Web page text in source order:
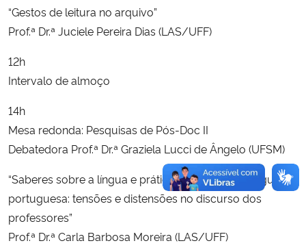
“Gestos de leitura no arquivo”
Prof.ª Dr.ª Juciele Pereira Dias (LAS/UFF)
12h
Intervalo de almoço
14h
Mesa redonda: Pesquisas de Pós-Doc II
Debatedora Prof.ª Dr.ª Graziela Lucci de Ângelo (UFSM)
“Saberes sobre a língua e práticas de ensino da língua
portuguesa: tensões e distensões no discurso dos
professores”
Prof.ª Dr.ª Carla Barbosa Moreira (LAS/UFF)